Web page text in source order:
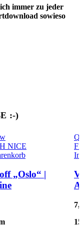
immer zu jeder
sowieso
:-)
NICE
„Oslo“ |
In